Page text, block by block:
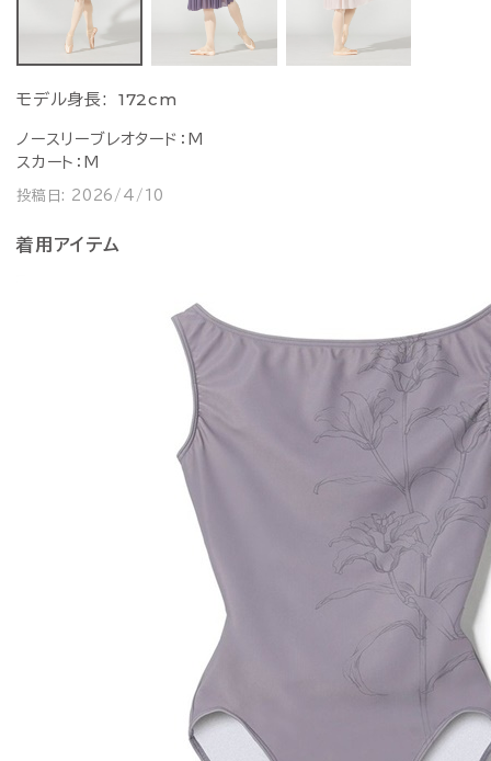
モデル身長: 172cm
ノースリーブレオタード：M
スカート：M
投稿日: 2026/4/10
着用アイテム